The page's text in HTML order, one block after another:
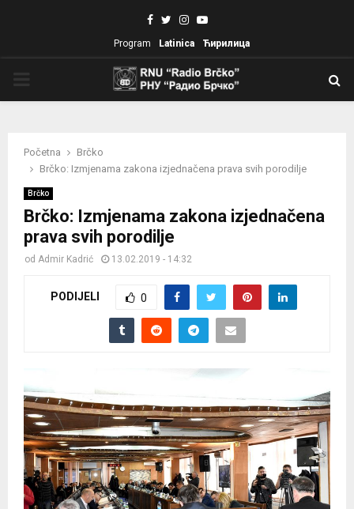
Facebook
TwitterInstagram
Youtube
Program Latinica Ћирилица
Početna
Brčko
Brčko: Izmjenama zakona izjednačena prava svih porodilje
Brčko
Brčko: Izmjenama zakona izjednačena
prava svih porodilje
od Admir Kadrić 13.02.2019 - 14:32
PODIJELI 0